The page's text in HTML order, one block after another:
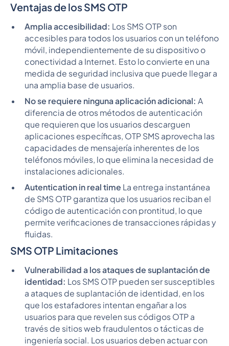
Ventajas de los SMS OTP
Amplia accesibilidad: Los SMS OTP son
accesibles para todos los usuarios con un teléfono
móvil, independientemente de su dispositivo o
conectividad a Internet. Esto lo convierte en una
medida de seguridad inclusiva que puede llegar a
una amplia base de usuarios.
No se requiere ninguna aplicación adicional: A
diferencia de otros métodos de autenticación
que requieren que los usuarios descarguen
aplicaciones específicas, OTP SMS aprovecha las
capacidades de mensajería inherentes de los
teléfonos móviles, lo que elimina la necesidad de
instalaciones adicionales.
Autentication in real time La entrega instantánea
de SMS OTP garantiza que los usuarios reciban el
código de autenticación con prontitud, lo que
permite verificaciones de transacciones rápidas y
fluidas.
SMS OTP Limitaciones
Vulnerabilidad a los ataques de suplantación de
identidad: Los SMS OTP pueden ser susceptibles
a ataques de suplantación de identidad, en los
que los estafadores intentan engañar a los
usuarios para que revelen sus códigos OTP a
través de sitios web fraudulentos o tácticas de
ingeniería social. Los usuarios deben actuar con